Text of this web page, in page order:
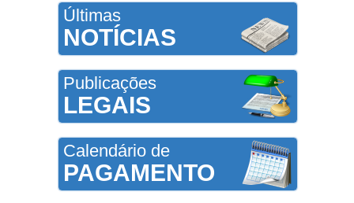
Últimas
NOTÍCIAS
Publicações
LEGAIS
Calendário de
PAGAMENTO